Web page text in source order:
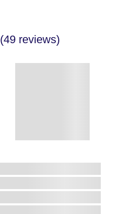
(49 reviews)